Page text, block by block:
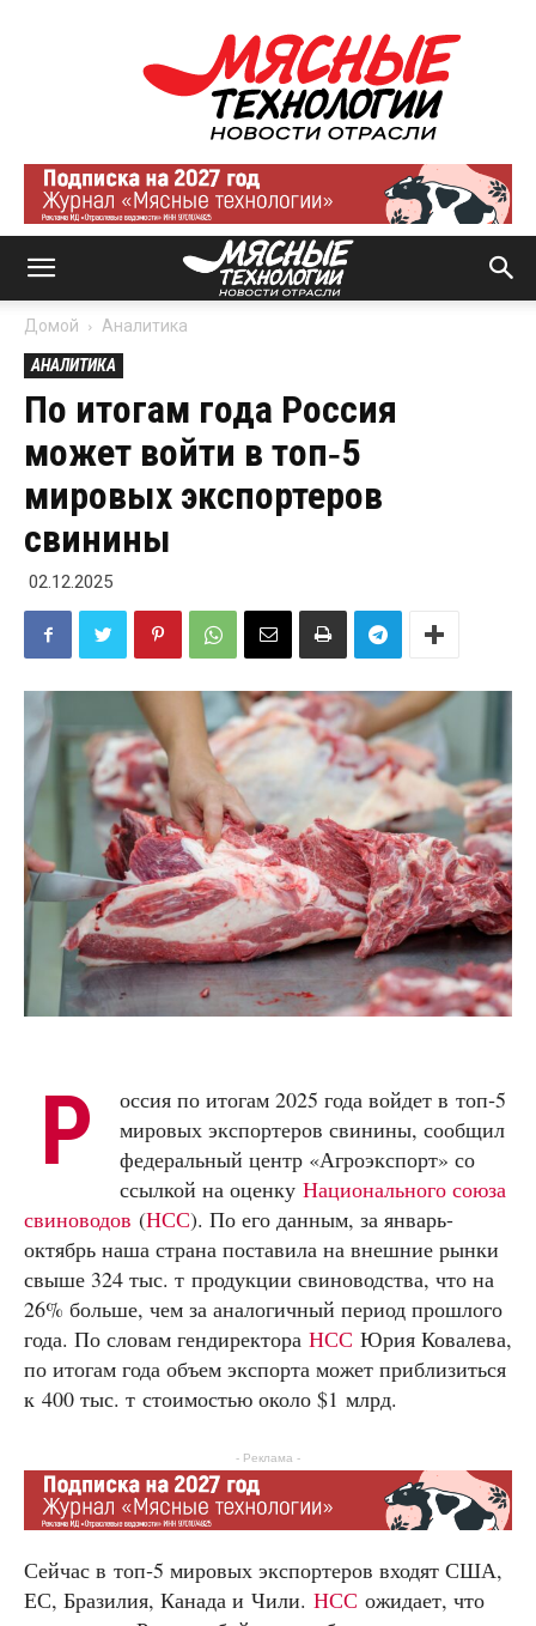
Мясные
технологии
|
Новости
отрасли
Домой Аналитика
АНАЛИТИКА
По итогам года Россия
может войти в топ‑5
мировых экспортеров
свинины
02.12.2025
Р
оссия по итогам 2025 года войдет в топ‑5
мировых экспортеров свинины, сообщил
федеральный центр «Агроэкспорт» со
ссылкой на оценку Национального союза
свиноводов (НСС). По его данным, за январь-
октябрь наша страна поставила на внешние рынки
свыше 324 тыс. т продукции свиноводства, что на
26% больше, чем за аналогичный период прошлого
года. По словам гендиректора НСС Юрия Ковалева,
по итогам года объем экспорта может приблизиться
к 400 тыс. т стоимостью около $1 млрд.
- Реклама -
Сейчас в топ‑5 мировых экспортеров входят США,
ЕС, Бразилия, Канада и Чили. НСС ожидает, что